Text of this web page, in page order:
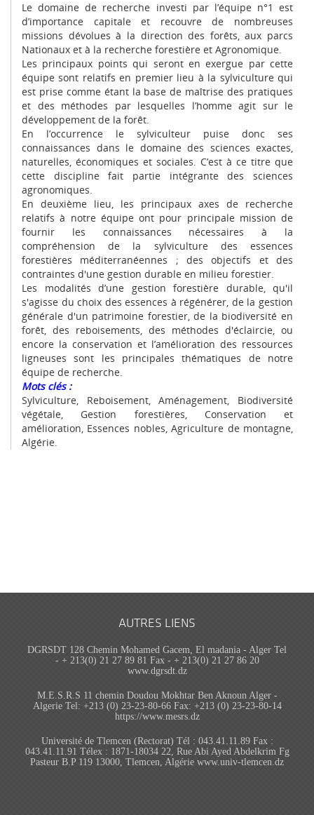
Le domaine de recherche investi par l’équipe n°1 est
d’importance capitale et recouvre de nombreuses
missions dévolues à la direction des forêts, aux parcs
Nationaux et à la recherche forestière et Agronomique.
Les principaux points qui seront en exergue par cette
équipe sont relatifs en premier lieu à la sylviculture qui
est prise comme étant la base de maîtrise des pratiques
et des méthodes par lesquelles l’homme agit sur le
développement de la forêt.
En l’occurrence le sylviculteur puise donc ses
connaissances dans le domaine des sciences exactes,
naturelles, économiques et sociales. C’est à ce titre que
cette discipline fait partie intégrante des sciences
agronomiques.
En deuxième lieu, les principaux axes de recherche
relatifs à notre équipe ont pour principale mission de
fournir les connaissances nécessaires à la
compréhension de la sylviculture des essences
forestières méditerranéennes ; des objectifs et des
contraintes d'une gestion durable en milieu forestier.
Les modalités d’une gestion forestière durable, qu'il
s'agisse du choix des essences à régénérer, de la gestion
générale d'un patrimoine forestier, de la biodiversité en
forêt, des reboisements, des méthodes d'éclaircie, ou
encore la conservation et l’amélioration des ressources
ligneuses sont les principales thématiques de notre
équipe de recherche.
Mots clés :
Sylviculture, Reboisement, Aménagement, Biodiversité
végétale, Gestion forestières, Conservation et
amélioration, Essences nobles, Agriculture de montagne,
Algérie.
AUTRES LIENS
DGRSDT 128 Chemin Mohamed Gacem, El madania - Alger Tel
- + 213(0) 21 27 89 81 Fax - + 213(0) 21 27 86 20
www.dgrsdt.dz
M.E.S.R.S 11 chemin Doudou Mokhtar Ben Aknoun Alger -
Algerie Tel: +213 (0) 23-23-80-66 Fax: +213 (0) 23-23-80-14
https://www.mesrs.dz
Université de Tlemcen (Rectorat) Tél : 043.41.11.89 Fax :
043.41.11.91 Télex : 1871-18034 22, Rue Abi Ayed Abdelkrim Fg
Pasteur B.P 119 13000, Tlemcen, Algérie www.univ-tlemcen.dz